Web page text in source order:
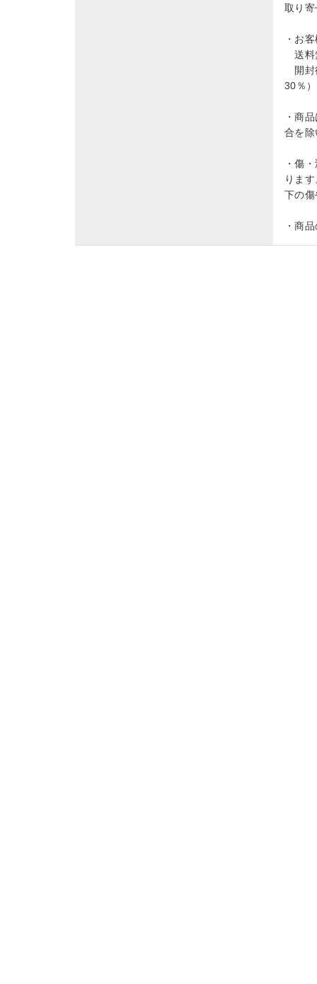
取り
・お
送料
開封
30％
・商
合を
・傷
りま
下の
・商